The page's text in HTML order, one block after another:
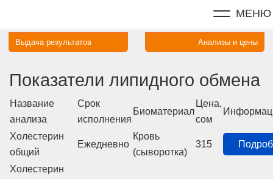
МЕНЮ
Выдача результатов Анализы и цены
Показатели липидного обмена
Название
анализа
Срок
исполнения
Биоматериал
Цена,
сом
Холестерин
общий
Ежедневно
Кровь
(сыворотка)
315
Холестерин